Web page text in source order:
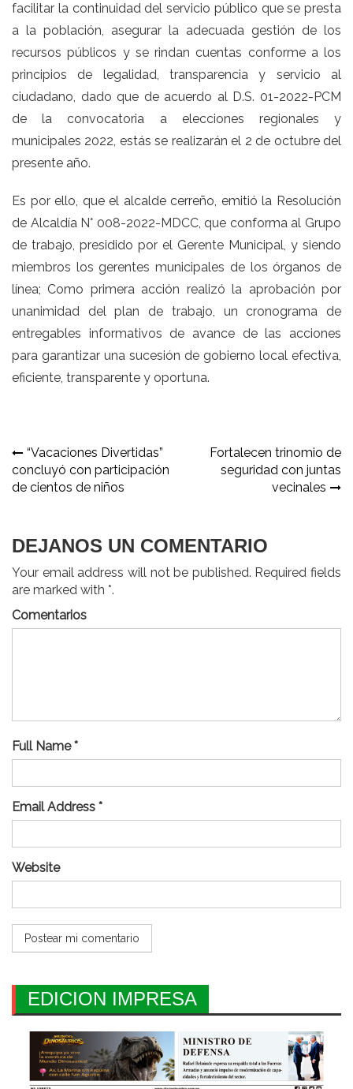
facilitar la continuidad del servicio público que se presta
a la población, asegurar la adecuada gestión de los
recursos públicos y se rindan cuentas conforme a los
principios de legalidad, transparencia y servicio al
ciudadano, dado que de acuerdo al D.S. 01-2022-PCM
de la convocatoria a elecciones regionales y
municipales 2022, estás se realizarán el 2 de octubre del
presente año.
Es por ello, que el alcalde cerreño, emitió la Resolución
de Alcaldía N° 008-2022-MDCC, que conforma al Grupo
de trabajo, presidido por el Gerente Municipal, y siendo
miembros los gerentes municipales de los órganos de
línea; Como primera acción realizó la aprobación por
unanimidad del plan de trabajo, un cronograma de
entregables informativos de avance de las acciones
para garantizar una sucesión de gobierno local efectiva,
eficiente, transparente y oportuna.
Navegación
de
“Vacaciones Divertidas”
concluyó con participación
de cientos de niños
Fortalecen trinomio de
seguridad con juntas
vecinales
DEJANOS UN COMENTARIO
Your email address will not be published. Required fields
are marked with *.
Comentarios
Full Name *
Email Address *
Website
EDICION IMPRESA